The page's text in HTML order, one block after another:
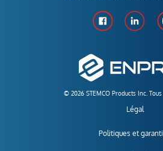
© 2026 STEMCO Products Inc.
Légal
Politiques et